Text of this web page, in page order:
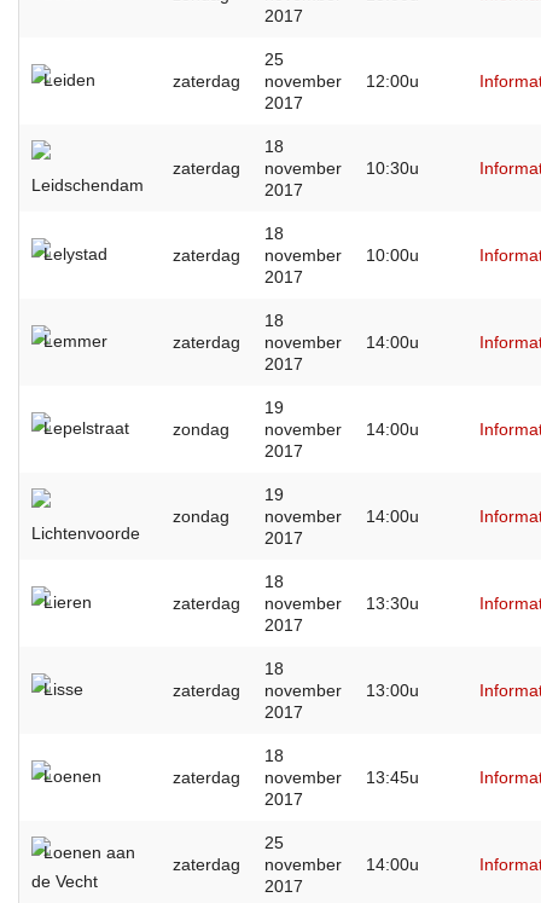
2017
Leiden zaterdag
25
november
2017
12:00u
Leidschendam
zaterdag
18
november
2017
10:30u
Lelystad zaterdag
18
november
2017
10:00u
Lemmer zaterdag
18
november
2017
14:00u
Lepelstraat zondag
19
november
2017
14:00u
Lichtenvoorde
zondag
19
november
2017
14:00u
Lieren zaterdag
18
november
2017
13:30u
Lisse zaterdag
18
november
2017
13:00u
Loenen zaterdag
18
november
2017
13:45u
Loenen aan
de Vecht
zaterdag
25
november
2017
14:00u